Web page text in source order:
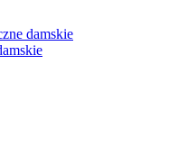
damskie